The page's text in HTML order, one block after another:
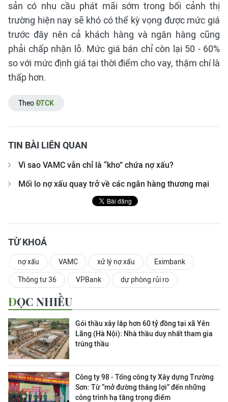
sản có nhu cầu phát mãi sớm trong bối cảnh thị
trường hiện nay sẽ khó có thể kỳ vọng được mức giá
trước đây nên cả khách hàng và ngân hàng cũng
phải chấp nhận lỗ. Mức giá bán chỉ còn lại 50 - 60%
so với mức định giá tại thời điểm cho vay, thậm chí là
thấp hơn.
Theo ĐTCK
TIN BÀI LIÊN QUAN
Vì sao VAMC vẫn chỉ là “kho” chứa nợ xấu?
Mối lo nợ xấu quay trở về các ngân hàng thương mại
TỪ KHOÁ
nợ xấu VAMC xử lý nợ xấu Eximbank
Thông tư 36 VPBank dự phòng rủi ro
ĐỌC NHIỀU
Gói thầu xây lắp hơn 60 tỷ đồng tại xã Yên
Lãng (Hà Nội): Nhà thầu duy nhất tham gia
trúng thầu
Công ty 98 - Tổng công ty Xây dựng Trường
Sơn: Từ “mở đường thắng lợi” đến những
công trình hạ tầng trọng điểm